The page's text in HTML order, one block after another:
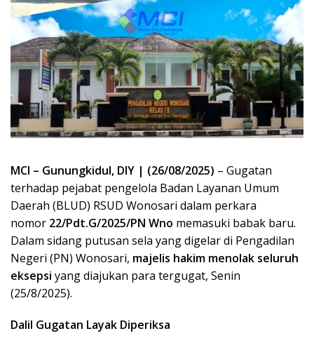
MCI – Gunungkidul, DIY | (26/08/2025) – Gugatan
terhadap pejabat pengelola Badan Layanan Umum
Daerah (BLUD) RSUD Wonosari dalam perkara
nomor 22/Pdt.G/2025/PN Wno memasuki babak baru.
Dalam sidang putusan sela yang digelar di Pengadilan
Negeri (PN) Wonosari, majelis hakim menolak seluruh
eksepsi yang diajukan para tergugat, Senin
(25/8/2025).
Dalil Gugatan Layak Diperiksa